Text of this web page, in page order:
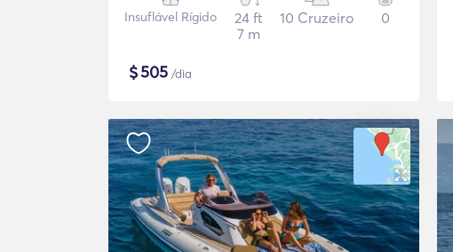
Insuflável Rígido
24 ft
7 m
10 Cruzeiro 0
$505 /dia